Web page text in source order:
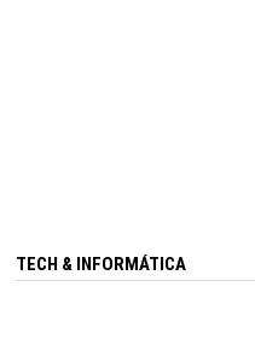
TECH & INFORMÁTICA